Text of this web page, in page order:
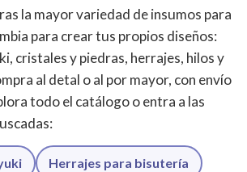
la mayor variedad de insumos para
para crear tus propios diseños:
cristales y piedras, herrajes, hilos y
al detal o al por mayor, con envío
todo el catálogo o entra a las
Herrajes para bisutería